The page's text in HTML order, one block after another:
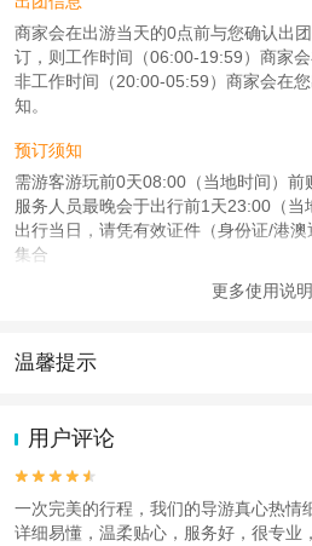
商家会在出游当天的0点前与您确认出
订，则工作时间（06:00-19:59）商家
非工作时间（20:00-05:59）商家会在
知。
预订须知
需游客游玩前0天08:00（当地时间）前
服务人员最晚会于出行前1天23:00（当
出行当日，请凭有效证件（身份证/港
集合
儿童：3周岁 – 17周岁；
老人：60周岁（含）以上；
本产品由青岛驿路同行国际旅行社有限公司代
行社有限公司，具体的旅游服务和操作由委托
更多使用说明
温馨提示
动（如跳伞、潜水、滑雪等）前，请务
2.为普及旅游安全知识及旅游文明公约
特制定《去哪儿网旅游安全手册》 ，
用户评论


一次完美的行程，我们的导游真心热情
详细易懂，温柔贴心，服务好，很专业